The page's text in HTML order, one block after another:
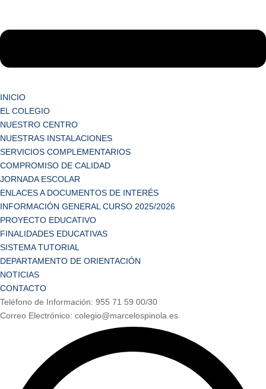
INICIO
EL COLEGIO
NUESTRO CENTRO
NUESTRAS INSTALACIONES
SERVICIOS COMPLEMENTARIOS
COMPROMISO DE CALIDAD
JORNADA ESCOLAR
ENLACES A DOCUMENTOS DE INTERÉS
INFORMACIÓN GENERAL CURSO 2025/2026
PROYECTO EDUCATIVO
FINALIDADES EDUCATIVAS
SISTEMA TUTORIAL
DEPARTAMENTO DE ORIENTACIÓN
NOTICIAS
CONTACTO
Teléfono de Información: 955 71 59 00/30
Correo Electrónico: colegio@marcelospinola.es